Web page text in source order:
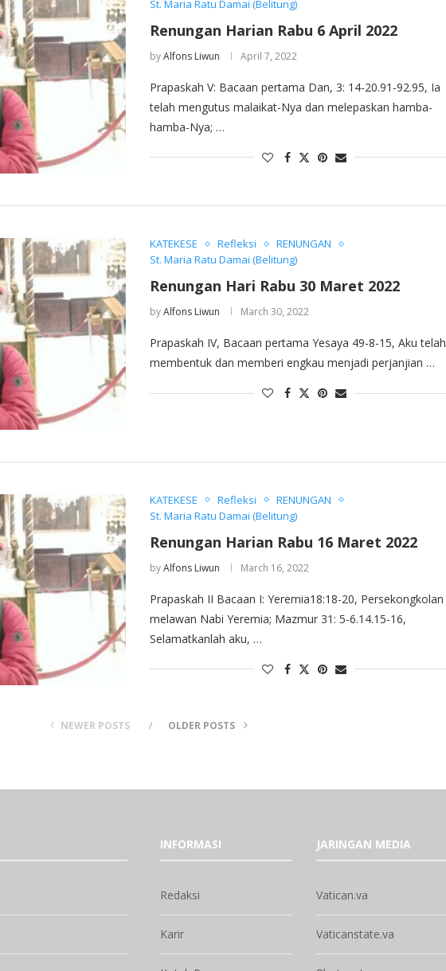
St. Maria Ratu Damai (Belitung)
Renungan Harian Rabu 6 April 2022
byAlfons Liwun April 7, 2022
Prapaskah V: Bacaan pertama Dan, 3: 14-20.91-92.95, Ia
telah mengutus malaikat-Nya dan melepaskan hamba-
hamba-Nya; …
KATEKESE Refleksi
RENUNGAN
St. Maria Ratu Damai (Belitung)
Renungan Hari Rabu 30 Maret 2022
byAlfons Liwun March 30, 2022
Prapaskah IV, Bacaan pertama Yesaya 49-8-15, Aku telah
membentuk dan memberi engkau menjadi perjanjian …
KATEKESE Refleksi
RENUNGAN
St. Maria Ratu Damai (Belitung)
Renungan Harian Rabu 16 Maret 2022
byAlfons Liwun March 16, 2022
Prapaskah II Bacaan I: Yeremia18:18-20, Persekongkolan
melawan Nabi Yeremia; Mazmur 31: 5-6.14.15-16,
Selamatkanlah aku, …
NEWER POSTS OLDER POSTS
INFORMASI
Redaksi
Karir
JARINGAN MEDIA
Vatican.va
Vaticanstate.va